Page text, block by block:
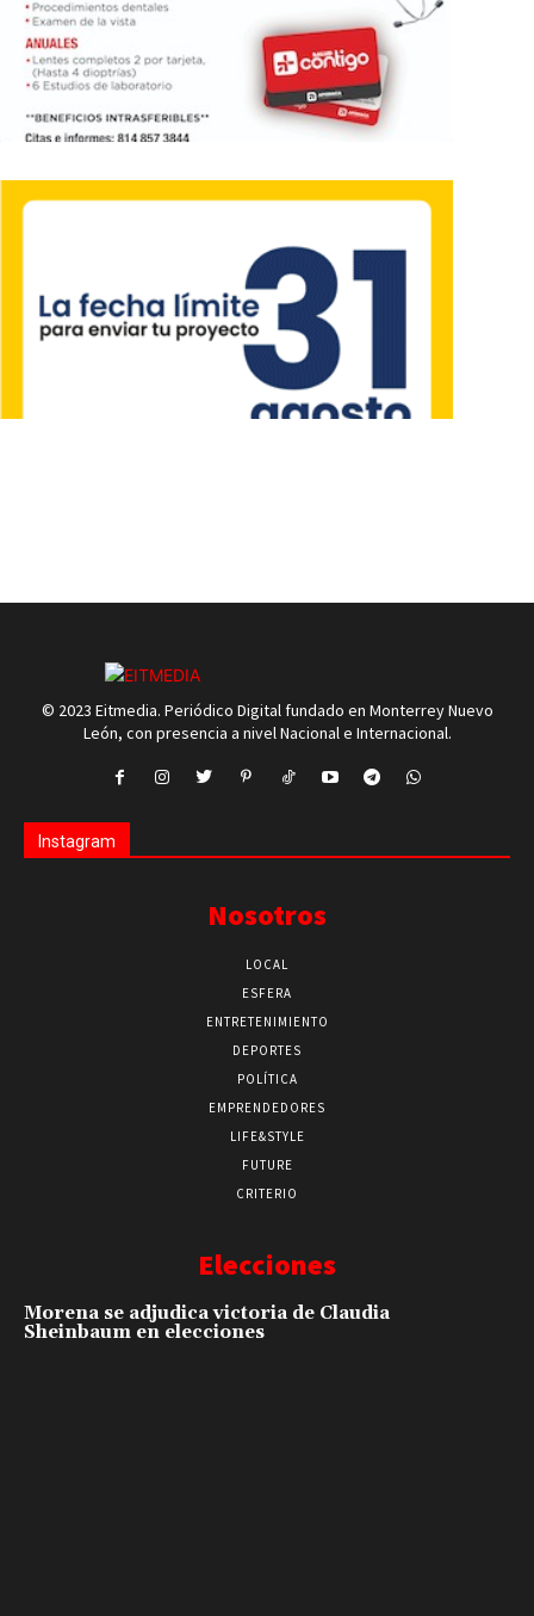
© 2023 Eitmedia. Periódico Digital fundado en Monterrey Nuevo
León, con presencia a nivel Nacional e Internacional.
Instagram
Nosotros
LOCAL
ESFERA
ENTRETENIMIENTO
DEPORTES
POLÍTICA
EMPRENDEDORES
LIFE&STYLE
FUTURE
CRITERIO
Elecciones
Morena se adjudica victoria de Claudia
Sheinbaum en elecciones